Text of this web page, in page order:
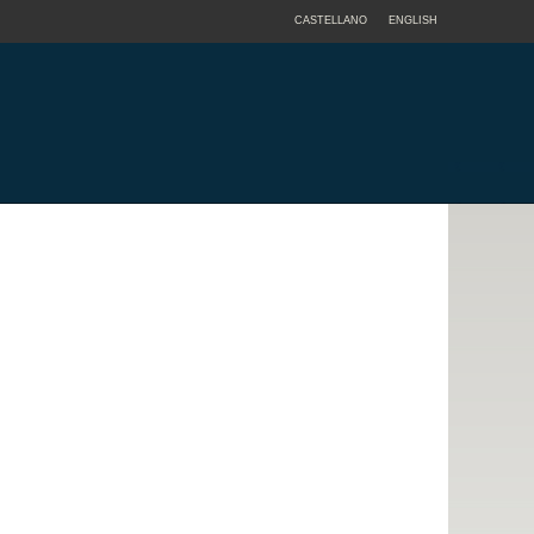
CASTELLANO ENGLISH